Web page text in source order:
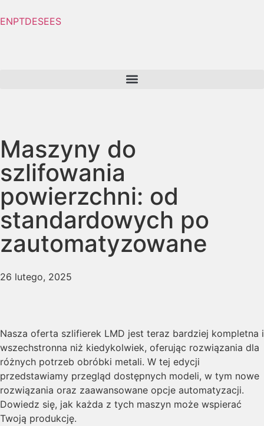
ENPTDESEES
Maszyny do
szlifowania
powierzchni: od
standardowych po
zautomatyzowane
26 lutego, 2025
Nasza oferta szlifierek LMD jest teraz bardziej kompletna i
wszechstronna niż kiedykolwiek, oferując rozwiązania dla
różnych potrzeb obróbki metali. W tej edycji
przedstawiamy przegląd dostępnych modeli, w tym nowe
rozwiązania oraz zaawansowane opcje automatyzacji.
Dowiedz się, jak każda z tych maszyn może wspierać
Twoją produkcję.